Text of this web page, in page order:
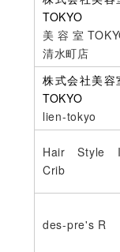
TOKYO
美容室
清水町店
株式会社美容
TOKYO
lien-tokyo
Hair Style
Crib
des-pre's R